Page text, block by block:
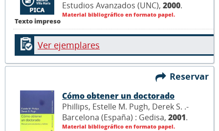
Texto impreso
Estudios Avanzados (UNC), 2000.
Material bibliográfico en formato papel.
Ver ejemplares
Reservar
Cómo obtener un doctorado
Phillips, Estelle M. Pugh, Derek S. .-
Barcelona (España) : Gedisa, 2001.
Material bibliográfico en formato papel.